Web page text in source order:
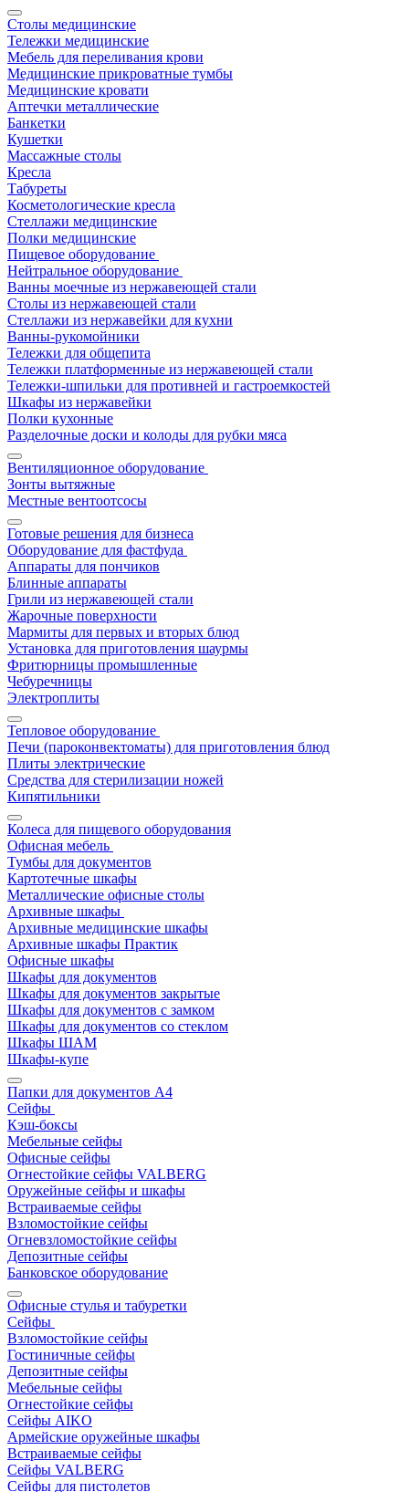
Столы медицинские
Тележки медицинские
Мебель для переливания крови
Медицинские прикроватные тумбы
Медицинские кровати
Аптечки металлические
Банкетки
Кушетки
Массажные столы
Кресла
Табуреты
Косметологические кресла
Стеллажи медицинские
Полки медицинские
Пищевое оборудование
Нейтральное оборудование
Ванны моечные из нержавеющей стали
Столы из нержавеющей стали
Стеллажи из нержавейки для кухни
Ванны-рукомойники
Тележки для общепита
Тележки платформенные из нержавеющей стали
Тележки-шпильки для противней и гастроемкостей
Шкафы из нержавейки
Полки кухонные
Разделочные доски и колоды для рубки мяса
Вентиляционное оборудование
Зонты вытяжные
Местные вентоотсосы
Готовые решения для бизнеса
Оборудование для фастфуда
Аппараты для пончиков
Блинные аппараты
Грили из нержавеющей стали
Жарочные поверхности
Мармиты для первых и вторых блюд
Установка для приготовления шаурмы
Фритюрницы промышленные
Чебуречницы
Электроплиты
Тепловое оборудование
Печи (пароконвектоматы) для приготовления блюд
Плиты электрические
Средства для стерилизации ножей
Кипятильники
Колеса для пищевого оборудования
Офисная мебель
Тумбы для документов
Картотечные шкафы
Металлические офисные столы
Архивные шкафы
Архивные медицинские шкафы
Архивные шкафы Практик
Офисные шкафы
Шкафы для документов
Шкафы для документов закрытые
Шкафы для документов с замком
Шкафы для документов со стеклом
Шкафы ШАМ
Шкафы-купе
Папки для документов A4
Сейфы
Кэш-боксы
Мебельные сейфы
Офисные сейфы
Огнестойкие сейфы VALBERG
Оружейные сейфы и шкафы
Встраиваемые сейфы
Взломостойкие сейфы
Огневзломостойкие сейфы
Депозитные сейфы
Банковское оборудование
Офисные стулья и табуретки
Сейфы
Взломостойкие сейфы
Гостиничные сейфы
Депозитные сейфы
Мебельные сейфы
Огнестойкие сейфы
Сейфы AIKO
Армейские оружейные шкафы
Встраиваемые сейфы
Сейфы VALBERG
Сейфы для пистолетов